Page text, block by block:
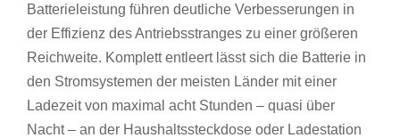
Batterieleistung führen deutliche Verbesserungen in
der Effizienz des Antriebsstranges zu einer größeren
Reichweite. Komplett entleert lässt sich die Batterie in
den Stromsystemen der meisten Länder mit einer
Ladezeit von maximal acht Stunden – quasi über
Nacht – an der Haushaltssteckdose oder Ladestation